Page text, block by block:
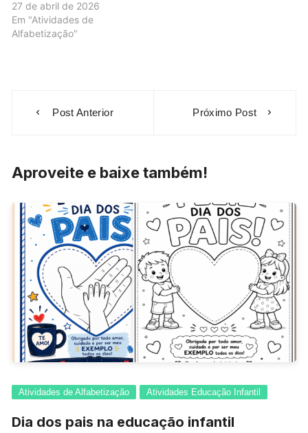
27 de abril de 2026
Em "Atividades de
Alfabetização"
Post Anterior Próximo Post
Aproveite e baixe também!
Atividades de Alfabetização Atividades Educação Infantil
Dia dos pais na educação infantil